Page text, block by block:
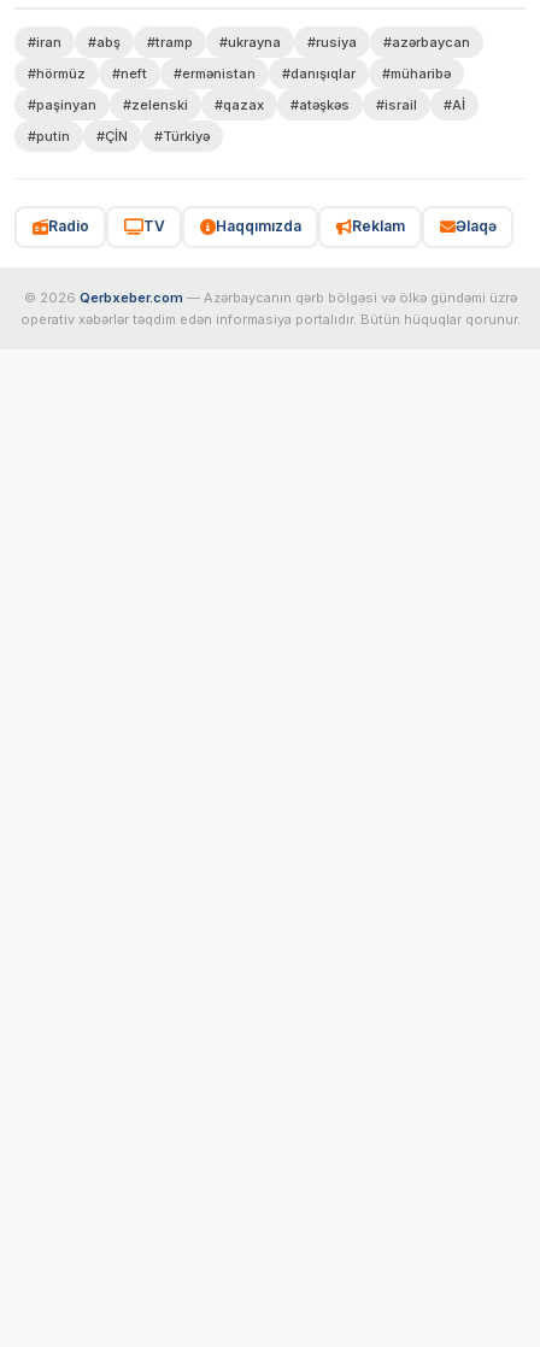
#iran #abş #tramp #ukrayna #rusiya
#azərbaycan
#hörmüz
#neft #ermənistan #danışıqlar
#müharibə
#paşinyan
#zelenski #qazax #atəşkəs #israil
#Aİ
#putin
#ÇİN #Türkiyə
Radio TV Haqqımızda Reklam Əlaqə
© 2026 Qerbxeber.com — Azərbaycanın qərb bölgəsi və ölkə gündəmi üzrə
operativ xəbərlər təqdim edən informasiya portalıdır. Bütün hüquqlar qorunur.